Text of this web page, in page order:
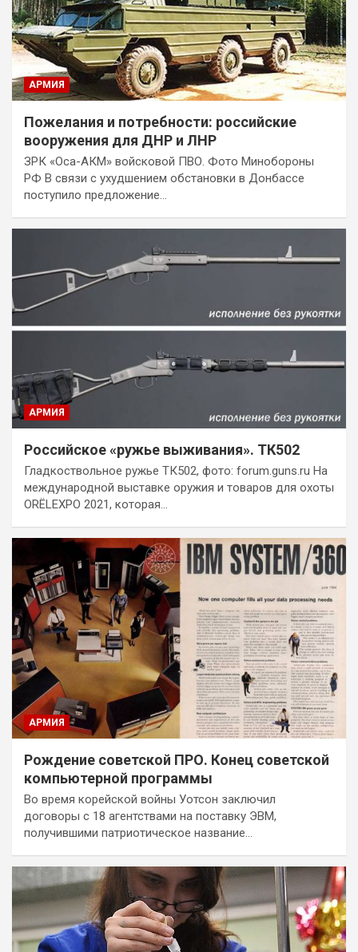
АРМИЯ
Пожелания и потребности: российские
вооружения для ДНР и ЛНР
ЗРК «Оса-АКМ» войсковой ПВО. Фото Минобороны
РФ В связи с ухудшением обстановки в Донбассе
поступило предложение…
АРМИЯ
Российское «ружье выживания». ТК502
Гладкоствольное ружье ТК502, фото: forum.guns.ru На
международной выставке оружия и товаров для охоты
ORЁLEXPO 2021, которая…
АРМИЯ
Рождение советской ПРО. Конец советской
компьютерной программы
Во время корейской войны Уотсон заключил
договоры с 18 агентствами на поставку ЭВМ,
получившими патриотическое название…